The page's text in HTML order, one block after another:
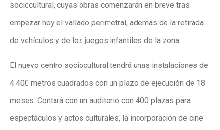
sociocultural, cuyas obras comenzarán en breve tras
empezar hoy el vallado perimetral, además de la retirada
de vehículos y de los juegos infantiles de la zona.
El nuevo centro sociocultural tendrá unas instalaciones de
4.400 metros cuadrados con un plazo de ejecución de 18
meses. Contará con un auditorio con 400 plazas para
espectáculos y actos culturales, la incorporación de cine